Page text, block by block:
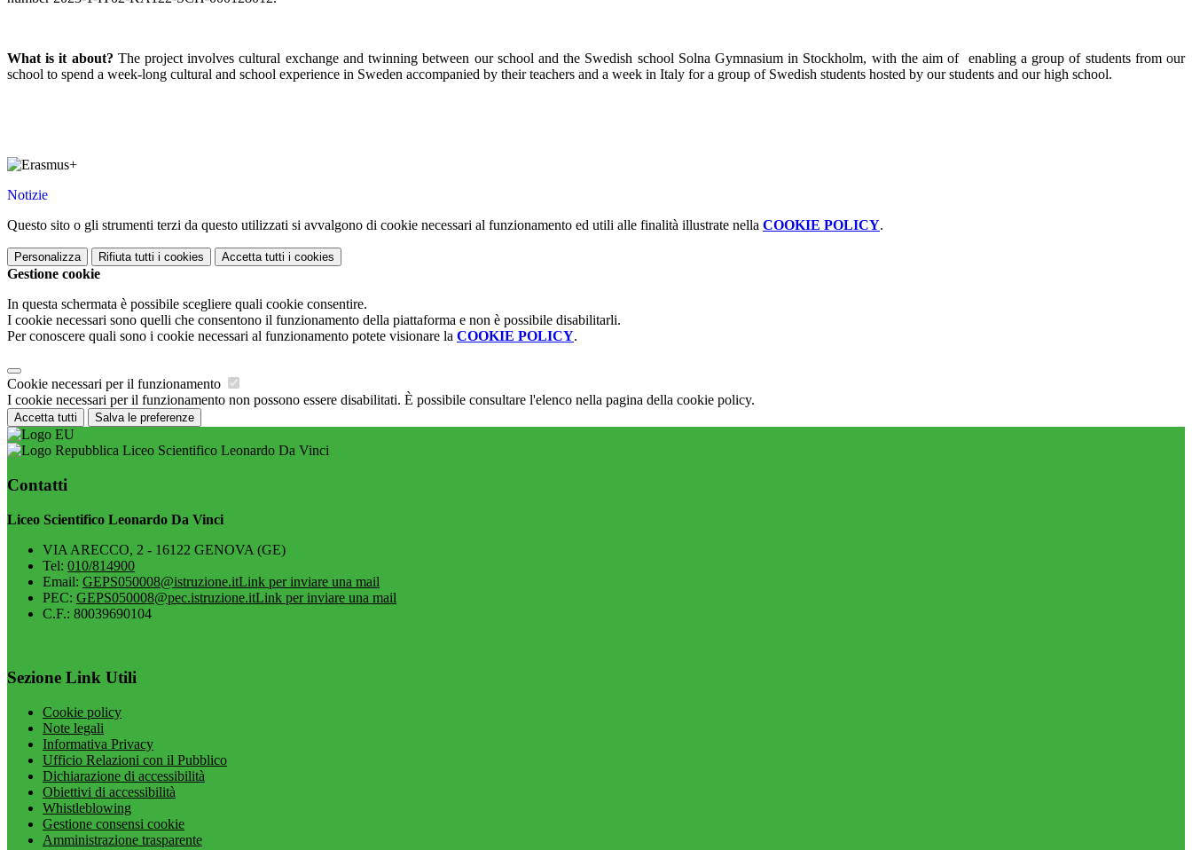
What is it about? The project involves cultural exchange and twinning between our school and the Swedish school Solna Gymnasium in Stockholm, with the aim of enabling a group of students from our
school to spend a week-long cultural and school experience in Sweden accompanied by their teachers and a week in Italy for a group of Swedish students hosted by our students and our high school.
Notizie
Questo sito o gli strumenti terzi da questo utilizzati si avvalgono di cookie necessari al funzionamento ed utili alle finalità illustrate nella COOKIE POLICY.
Personalizza Rifiuta tutti i cookies Accetta tutti i cookies
Gestione cookie
In questa schermata è possibile scegliere quali cookie consentire.
I cookie necessari sono quelli che consentono il funzionamento della piattaforma e non è possibile disabilitarli.
Per conoscere quali sono i cookie necessari al funzionamento potete visionare la COOKIE POLICY.
Cookie necessari per il funzionamento
I cookie necessari per il funzionamento non possono essere disabilitati. È possibile consultare l'elenco nella pagina della cookie policy.
Accetta tutti Salva le preferenze
Liceo Scientifico Leonardo Da Vinci
Contatti
Liceo Scientifico Leonardo Da Vinci
VIA ARECCO, 2 - 16122 GENOVA (GE)
Tel: 010/814900
Email: GEPS050008@istruzione.itLink per inviare una mail
PEC: GEPS050008@pec.istruzione.itLink per inviare una mail
C.F.: 80039690104
Sezione Link Utili
Cookie policy
Note legali
Informativa Privacy
Ufficio Relazioni con il Pubblico
Dichiarazione di accessibilità
Obiettivi di accessibilità
Whistleblowing
Gestione consensi cookie
Amministrazione trasparente